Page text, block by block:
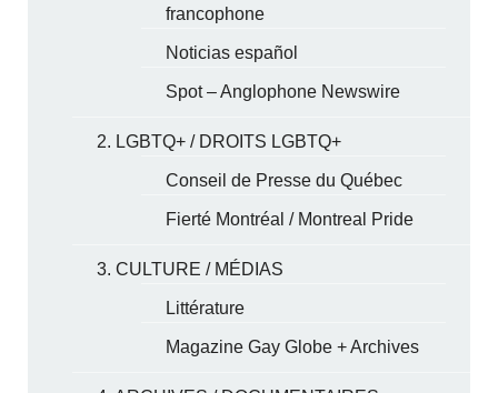
francophone
Noticias español
Spot – Anglophone Newswire
2. LGBTQ+ / DROITS LGBTQ+
Conseil de Presse du Québec
Fierté Montréal / Montreal Pride
3. CULTURE / MÉDIAS
Littérature
Magazine Gay Globe + Archives